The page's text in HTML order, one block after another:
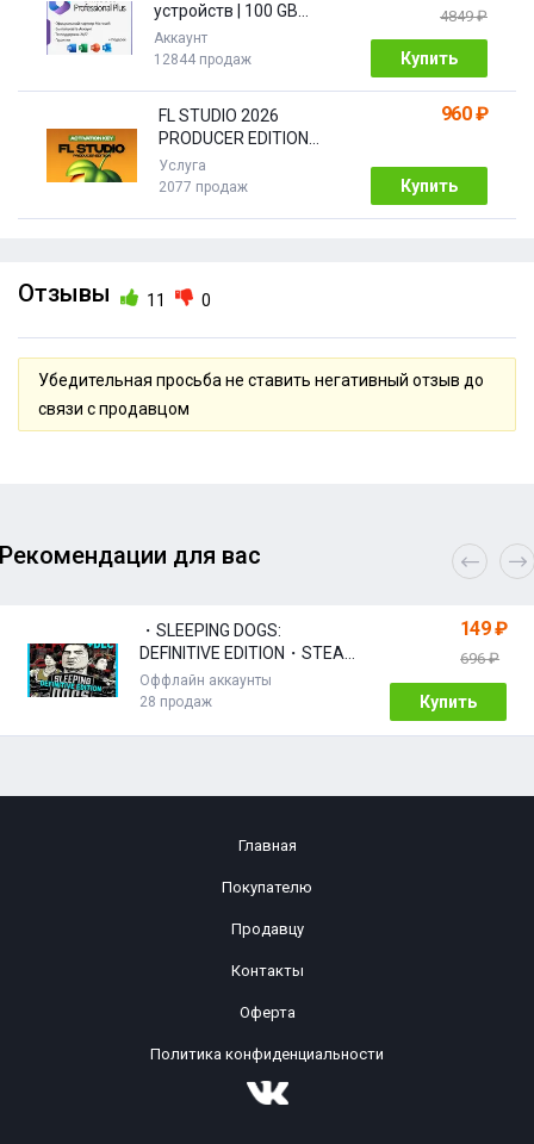
устройств | 100 GB
Облако| 1 год
Аккаунт
12844 продаж
4849 ₽
Купить
FL STUDIO 2026
PRODUCER EDITION
[Бессрочная]
Услуга
2077 продаж
960 ₽
Купить
Отзывы 11 0
Убедительная просьба не ставить негативный отзыв до
связи с продавцом
Рекомендации для вас
・SLEEPING DOGS:
DEFINITIVE EDITION・STEAM
АККАУНТ・
Оффлайн аккаунты
28 продаж
149 ₽
696 ₽
Купить
Главная
Покупателю
Продавцу
Контакты
Оферта
Политика конфиденциальности